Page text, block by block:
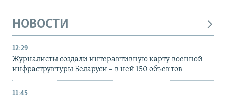
НОВОСТИ
12:29
Журналисты создали интерактивную карту военной
инфраструктуры Беларуси – в ней 150 объектов
11:45